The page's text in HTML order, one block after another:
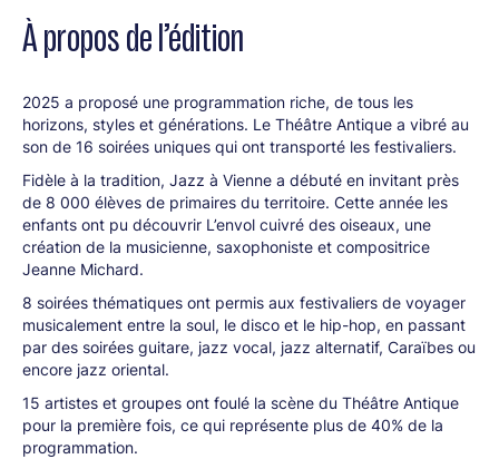
À propos de l’édition
2025 a proposé une programmation riche, de tous les
horizons, styles et générations. Le Théâtre Antique a vibré au
son de 16 soirées uniques qui ont transporté les festivaliers.
Fidèle à la tradition, Jazz à Vienne a débuté en invitant près
de 8 000 élèves de primaires du territoire. Cette année les
enfants ont pu découvrir L’envol cuivré des oiseaux, une
création de la musicienne, saxophoniste et compositrice
Jeanne Michard.
8 soirées thématiques ont permis aux festivaliers de voyager
musicalement entre la soul, le disco et le hip-hop, en passant
par des soirées guitare, jazz vocal, jazz alternatif, Caraïbes ou
encore jazz oriental.
15 artistes et groupes ont foulé la scène du Théâtre Antique
pour la première fois, ce qui représente plus de 40% de la
programmation.